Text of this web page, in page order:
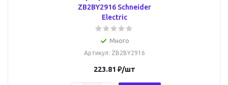
ZB2BY2916 Schneider
Electric
Много
Артикул: ZB2BY2916
223.81 ₽/шт